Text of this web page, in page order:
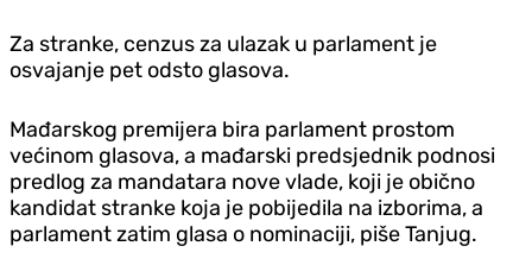
Za stranke, cenzus za ulazak u parlament je
osvajanje pet odsto glasova.
Mađarskog premijera bira parlament prostom
većinom glasova, a mađarski predsjednik podnosi
predlog za mandatara nove vlade, koji je obično
kandidat stranke koja je pobijedila na izborima, a
parlament zatim glasa o nominaciji, piše Tanjug.